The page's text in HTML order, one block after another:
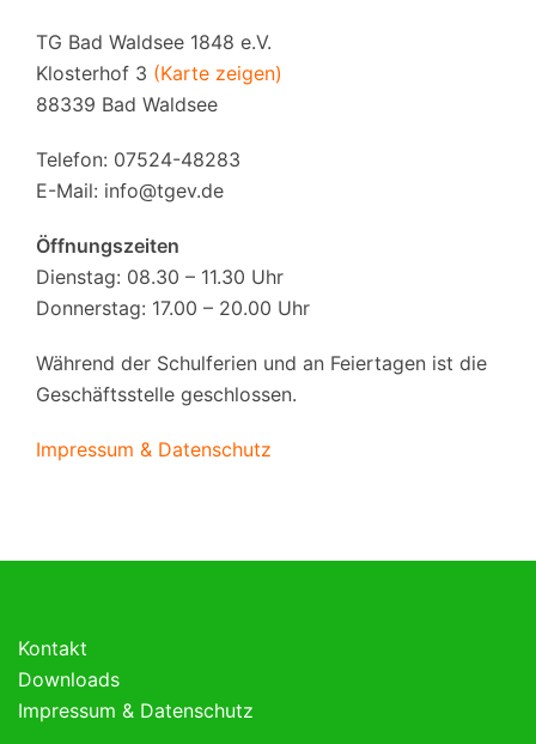
TG Bad Waldsee 1848 e.V.
Klosterhof 3 (Karte zeigen)
88339 Bad Waldsee
Telefon: 07524-48283
E-Mail: info@tgev.de
Öffnungszeiten
Dienstag: 08.30 – 11.30 Uhr
Donnerstag: 17.00 – 20.00 Uhr
Während der Schulferien und an Feiertagen ist die
Geschäftsstelle geschlossen.
Impressum & Datenschutz
Kontakt
Downloads
Impressum & Datenschutz